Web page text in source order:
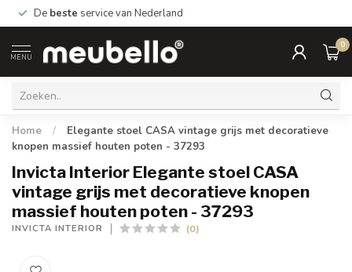
De beste service van Nederland
MENU
0
Home /
Elegante stoel CASA vintage grijs met decoratieve
knopen massief houten poten - 37293
Invicta Interior Elegante stoel CASA
vintage grijs met decoratieve knopen
massief houten poten - 37293
INVICTA INTERIOR (0)